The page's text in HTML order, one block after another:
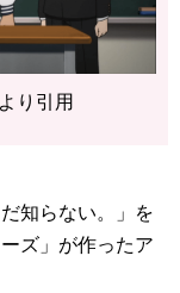
より引用
知らない。」を
ズ」が作ったア